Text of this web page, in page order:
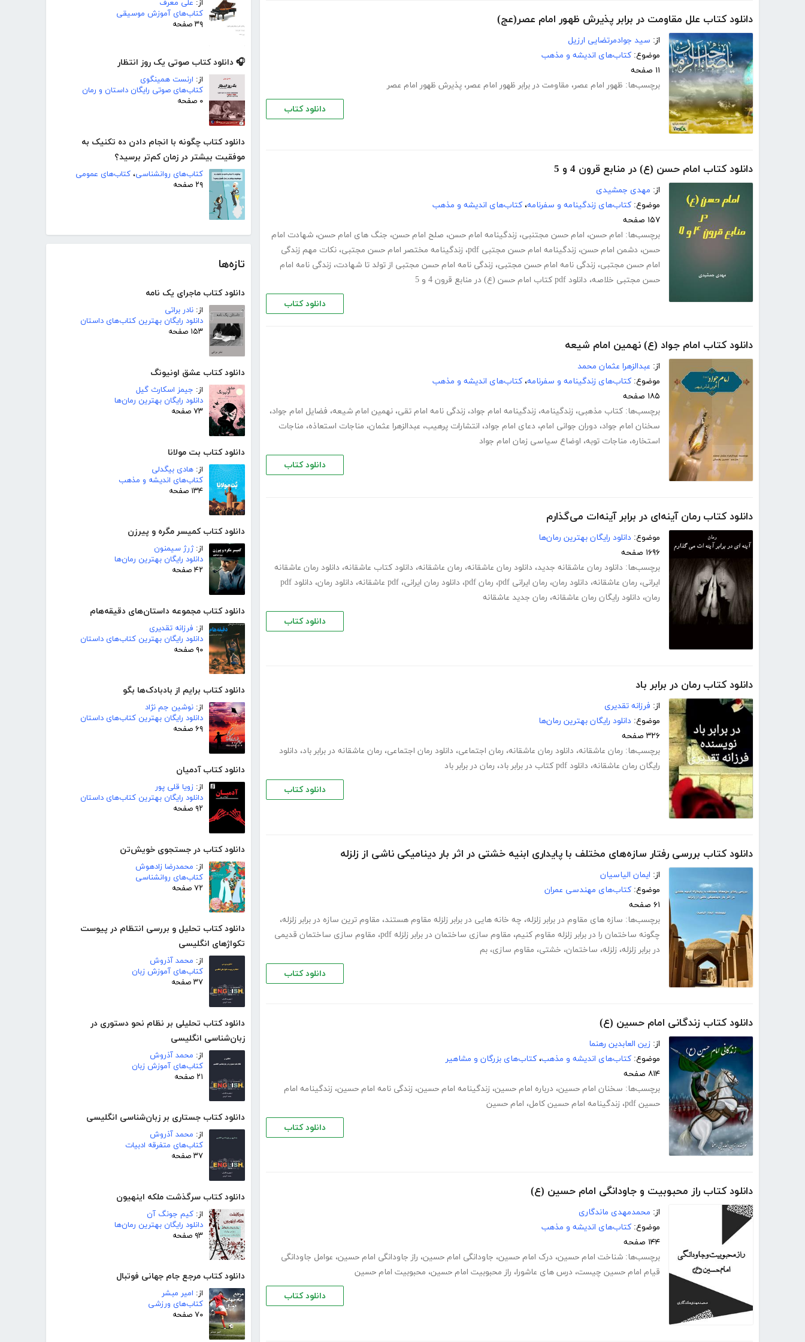
از: علی معرف
کتاب‌های آموزش موسیقی
۳۹ صفحه
🎧 دانلود کتاب صوتی یک روز انتظار
از: ارنست همینگوی
کتاب‌های صوتی رایگان داستان و رمان
۰ صفحه
دانلود کتاب چگونه با انجام دادن ده تکنیک به
موفقیت بیشتر در زمان کم‌تر برسید؟
کتاب‌های روانشناسی، کتاب‌های عمومی
۲۹ صفحه
تازه‌ها
دانلود کتاب ماجرای یک نامه
از: نادر براتی
دانلود رایگان بهترین کتاب‌های داستان
۱۵۳ صفحه
دانلود کتاب عشق اونیونگ
از: جیمز اسکارث گیل
دانلود رایگان بهترین رمان‌ها
۷۳ صفحه
دانلود کتاب بت مولانا
از: هادی بیگدلی
کتاب‌های اندیشه و مذهب
۱۳۴ صفحه
دانلود کتاب کمیسر مگره و پیرزن
از:ژرژ سیمنون
دانلود رایگان بهترین رمان‌ها
۴۲ صفحه
دانلود کتاب مجموعه داستان‌های دقیقه‌هام
از: فرزانه تقدیری
دانلود رایگان بهترین کتاب‌های داستان
۹۰ صفحه
دانلود کتاب برایم از بادبادک‌ها بگو
از: نوشین جم نژاد
دانلود رایگان بهترین کتاب‌های داستان
۶۹ صفحه
دانلود کتاب آدمیان
از: زویا قلی پور
دانلود رایگان بهترین کتاب‌های داستان
۹۲ صفحه
دانلود کتاب در جستجوی خویش‌تن
از: محمدرضا زادهوش
کتاب‌های روانشناسی
۷۲ صفحه
دانلود کتاب تحلیل و بررسی انتظام در پیوست
تکواژهای انگلیسی
از: محمد آذروش
کتاب‌های آموزش زبان
۳۷ صفحه
دانلود کتاب تحلیلی بر نظام نحو دستوری در
زبان‌شناسی انگلیسی
از: محمد آذروش
کتاب‌های آموزش زبان
۲۱ صفحه
دانلود کتاب جستاری بر زبان‌شناسی انگلیسی
از: محمد آذروش
کتاب‌های متفرقه ادبیات
۳۷ صفحه
دانلود کتاب سرگذشت ملکه اینهیون
از: کیم جونگ آن
دانلود رایگان بهترین رمان‌ها
۹۳ صفحه
دانلود کتاب مرجع جام جهانی فوتبال
از: امیر مبشر
کتاب‌های ورزشی
۷۰ صفحه
دانلود کتاب علل مقاومت در برابر پذیرش ظهور امام عصر(عج)
از: سید جوادمرتضایی ارزیل
موضوع: کتاب‌های اندیشه و مذهب
۱۱ صفحه
برچسب‌ها: ظهور امام عصر، مقاومت در برابر ظهور امام عصر، پذیرش ظهور امام عصر
دانلود کتاب
دانلود کتاب امام حسن (ع) در منابع قرون 4 و 5
از: مهدی جمشیدی
موضوع: کتاب‌های زندگینامه و سفرنامه، کتاب‌های اندیشه و مذهب
۱۵۷ صفحه
برچسب‌ها: امام حسن، امام حسن مجتنبی، زندگینامه امام حسن، صلح امام حسن، جنگ های امام حسن، شهادت امام
حسن، دشمن امام حسن، زندگینامه امام حسن مجتبی pdf ، زندگینامه مختصر امام حسن مجتبی، نکات مهم زندگی
امام حسن مجتبی، زندگی نامه امام حسن مجتبی، زندگی نامه امام حسن مجتبی از تولد تا شهادت، زندگی نامه امام
حسن مجتبی خلاصه، دانلود pdf کتاب امام حسن (ع) در منابع قرون 4 و 5
دانلود کتاب
دانلود کتاب امام جواد (ع) نهمین امام شیعه
از: عبدالزهرا عثمان محمد
موضوع: کتاب‌های زندگینامه و سفرنامه، کتاب‌های اندیشه و مذهب
۱۸۵ صفحه
برچسب‌ها: کتاب مذهبی، زندگینامه، زندگینامه امام جواد، زندگی نامه امام تقی، نهمین امام شیعه، فضایل امام جواد،
سخنان امام جواد، دوران جوانی امام، دعای امام جواد، انتشارات پرهیب، عبدالزهرا عثمان، مناجات استعاذه، مناجات
استخاره، مناجات توبه، اوضاع سیاسی زمان امام جواد
دانلود کتاب
دانلود کتاب رمان آینه‌ای در برابر آینه‌ات می‌گذارم
موضوع: دانلود رایگان بهترین رمان‌ها
۱۶۹۶ صفحه
برچسب‌ها: دانلود رمان عاشقانه جدید، دانلود رمان عاشقانه، رمان عاشقانه، دانلود کتاب عاشقانه، دانلود رمان عاشقانه
ایرانی، رمان عاشقانه، دانلود رمان، رمان ایرانی pdf ، رمان pdf ، دانلود رمان ایرانی، pdf عاشقانه ، دانلود رمان،
دانلود pdf
رمان، دانلود رایگان رمان عاشقانه، رمان جدید عاشقانه
دانلود کتاب
دانلود کتاب رمان در برابر باد
از: فرزانه تقدیری
موضوع: دانلود رایگان بهترین رمان‌ها
۳۲۶ صفحه
برچسب‌ها: رمان عاشقانه، دانلود رمان عاشقانه، رمان اجتماعی، دانلود رمان اجتماعی، رمان عاشقانه در برابر باد، دانلود
رایگان رمان عاشقانه، دانلود pdf کتاب در برابر باد ، رمان در برابر باد
دانلود کتاب
دانلود کتاب بررسی رفتار سازه‌های مختلف با پایداری ابنیه خشتی در اثر بار دینامیکی ناشی از زلزله
از: ایمان الیاسیان
موضوع: کتاب‌های مهندسی عمران
۶۱ صفحه
برچسب‌ها: سازه های مقاوم در برابر زلزله، چه خانه هایی در برابر زلزله مقاوم هستند، مقاوم ترین سازه در برابر زلزله،
چگونه ساختمان را در برابر زلزله مقاوم کنیم، مقاوم سازی ساختمان در برابر زلزله pdf ، مقاوم سازی ساختمان قدیمی
در برابر زلزله، زلزله، ساختمان، خشتی، مقاوم سازی، بم
دانلود کتاب
دانلود کتاب زندگانی امام حسین (ع)
از: زین العابدین رهنما
موضوع: کتاب‌های اندیشه و مذهب، کتاب‌های بزرگان و مشاهیر
۸۱۴ صفحه
برچسب‌ها: سخنان امام حسین، درباره امام حسین، زندگینامه امام حسین، زندگی نامه امام حسین، زندگینامه امام
حسین pdf
، زندگینامه امام حسین کامل، امام حسین
دانلود کتاب
دانلود کتاب راز محبوبیت و جاودانگی امام حسین (ع)
از: محمدمهدی ماندگاری
موضوع: کتاب‌های اندیشه و مذهب
۱۴۴ صفحه
برچسب‌ها: شناخت امام حسین، درک امام حسین، جاودانگی امام حسین، راز جاودانگی امام حسین، عوامل جاودانگی
قیام امام حسین چیست، درس های عاشورا، راز محبوبیت امام حسین، محبوبیت امام حسین
دانلود کتاب